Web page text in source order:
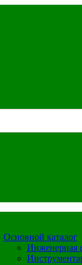
Основной каталог
Инженерная